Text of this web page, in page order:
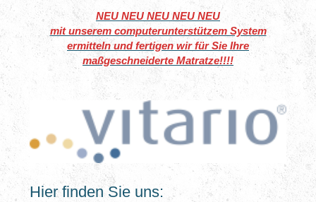
NEU NEU NEU NEU NEU
mit unserem computerunterstützem System
ermitteln und fertigen wir für Sie Ihre
maßgeschneiderte Matratze!!!!
Hier finden Sie uns: